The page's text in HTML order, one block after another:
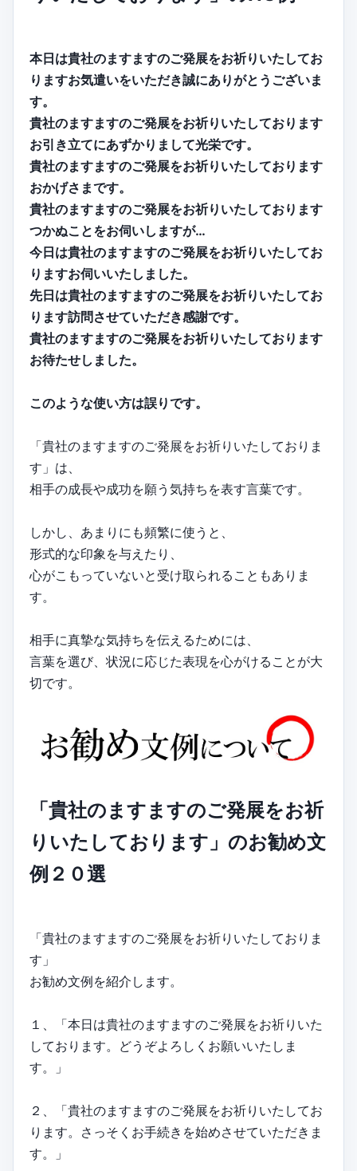
本日は貴社のますますのご発展をお祈りいたしてお
りますお気遣いをいただき誠にありがとうございま
す。
貴社のますますのご発展をお祈りいたしております
お引き立てにあずかりまして光栄です。
貴社のますますのご発展をお祈りいたしております
おかげさまです。
貴社のますますのご発展をお祈りいたしております
つかぬことをお伺いしますが…
今日は貴社のますますのご発展をお祈りいたしてお
りますお伺いいたしました。
先日は貴社のますますのご発展をお祈りいたしてお
ります訪問させていただき感謝です。
貴社のますますのご発展をお祈りいたしております
お待たせしました。
このような使い方は誤りです。
「貴社のますますのご発展をお祈りいたしておりま
す」は、
相手の成長や成功を願う気持ちを表す言葉です。
しかし、あまりにも頻繁に使うと、
形式的な印象を与えたり、
心がこもっていないと受け取られることもありま
す。
相手に真摯な気持ちを伝えるためには、
言葉を選び、状況に応じた表現を心がけることが大
切です。
「貴社のますますのご発展をお祈
りいたしております」のお勧め文
例２０選
「貴社のますますのご発展をお祈りいたしておりま
す」
お勧め文例を紹介します。
１、「本日は貴社のますますのご発展をお祈りいた
しております。どうぞよろしくお願いいたしま
す。」
２、「貴社のますますのご発展をお祈りいたしてお
ります。さっそくお手続きを始めさせていただきま
す。」